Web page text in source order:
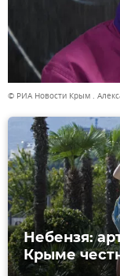
© РИА Новости Крым .
Небензя:
Крыме